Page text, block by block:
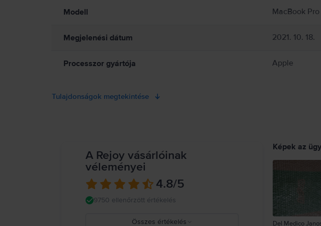
Modell MacBook Pro
Megjelenési dátum 2021. 10. 18.
Processzor gyártója Apple
Tulajdonságok megtekintése
A Rejoy vásárlóinak
véleményei
4.8/5
9750 ellenőrzött értékelés
Összes értékelés
Képek az
Del Medico